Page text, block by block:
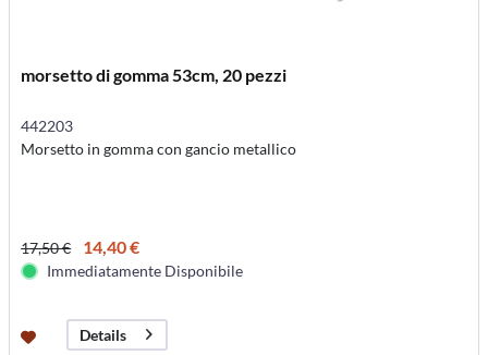
morsetto di gomma 53cm, 20 pezzi
442203
Morsetto in gomma con gancio metallico
17,50 € 14,40 €
Immediatamente Disponibile
Details